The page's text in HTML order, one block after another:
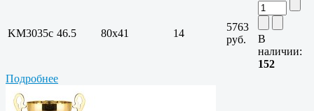
KM3035c 46.5 80х41 14
5763
руб.
В
наличии:
152
Подробнее